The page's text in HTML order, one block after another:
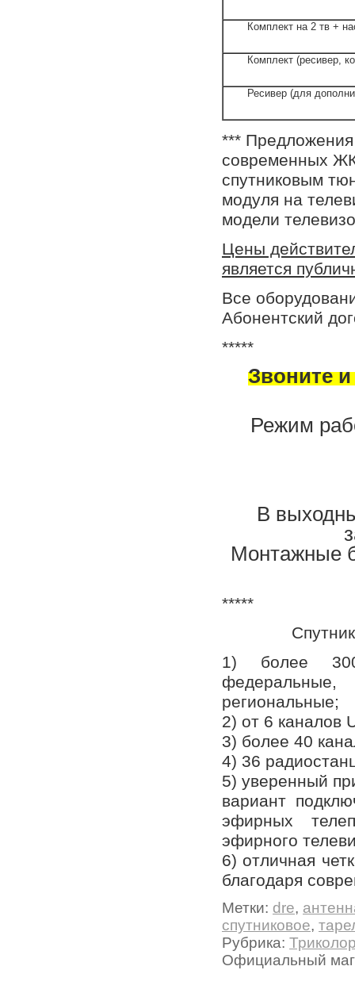
Комплект на 2 тв +
Комплект (ресивер,
Ресивер (для
***
современных
спутниковым
модуля на
модели
Цены
является
Все
Абонентский
*****
Звоните и
Режим
В
Монтажные
*****
1) более 300
региональные;
2) от 6 каналов
3) более 40
4) 36
5) уверенный
вариант
эфирных
эфирного
6) отличная
благодаря
Метки: dre,
спутниковое,
Рубрика:
Официальный